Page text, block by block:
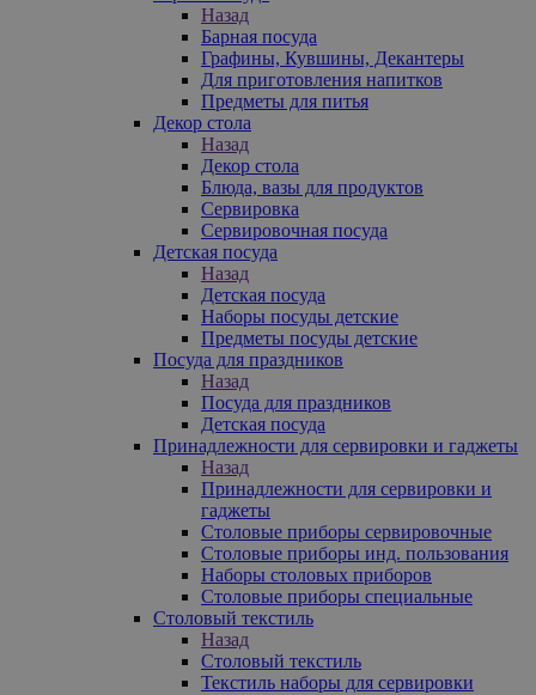
Назад
Барная посуда
Графины, Кувшины, Декантеры
Для приготовления напитков
Предметы для питья
Декор стола
Назад
Декор стола
Блюда, вазы для продуктов
Сервировка
Сервировочная посуда
Детская посуда
Назад
Детская посуда
Наборы посуды детские
Предметы посуды детские
Посуда для праздников
Назад
Посуда для праздников
Детская посуда
Принадлежности для сервировки и гаджеты
Назад
Принадлежности для сервировки и
гаджеты
Столовые приборы сервировочные
Столовые приборы инд. пользования
Наборы столовых приборов
Столовые приборы специальные
Столовый текстиль
Назад
Столовый текстиль
Текстиль наборы для сервировки